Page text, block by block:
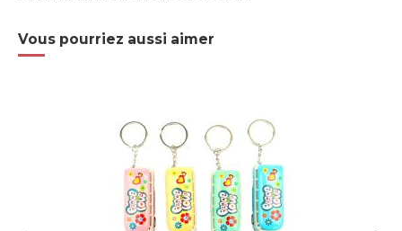
Vous pourriez aussi aimer